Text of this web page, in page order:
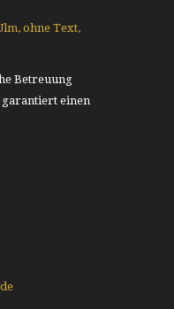
Betreuung
einen